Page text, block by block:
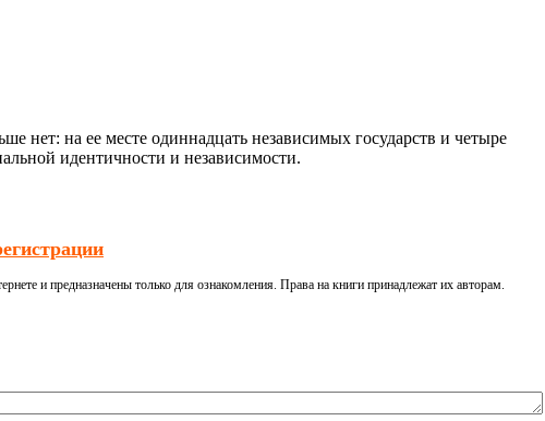
нет: на ее месте одиннадцать независимых государств и четыре
идентичности и независимости.
и предназначены только для ознакомления. Права на книги принадлежат их авторам.